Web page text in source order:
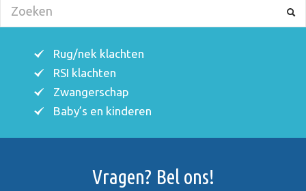
AFSPRAAK MAKEN
CONTACT
Rug/nek klachten
RSI klachten
Zwangerschap
Baby’s en kinderen
Vragen? Bel ons!